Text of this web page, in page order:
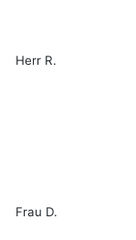
Herr R.
Frau D.